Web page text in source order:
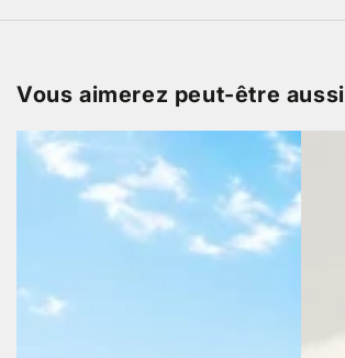
Vous aimerez peut-être aussi